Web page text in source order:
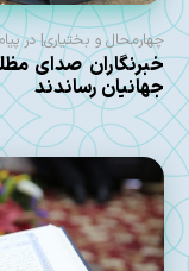
چهارمحال و بختیاری| در
خبرنگاران صدای
جهانیان رساندند